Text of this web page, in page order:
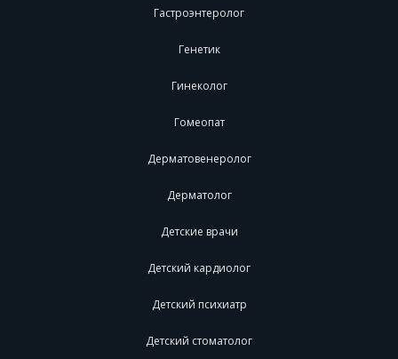
Гастроэнтеролог
Генетик
Гинеколог
Гомеопат
Дерматовенеролог
Дерматолог
Детские врачи
Детский кардиолог
Детский психиатр
Детский стоматолог